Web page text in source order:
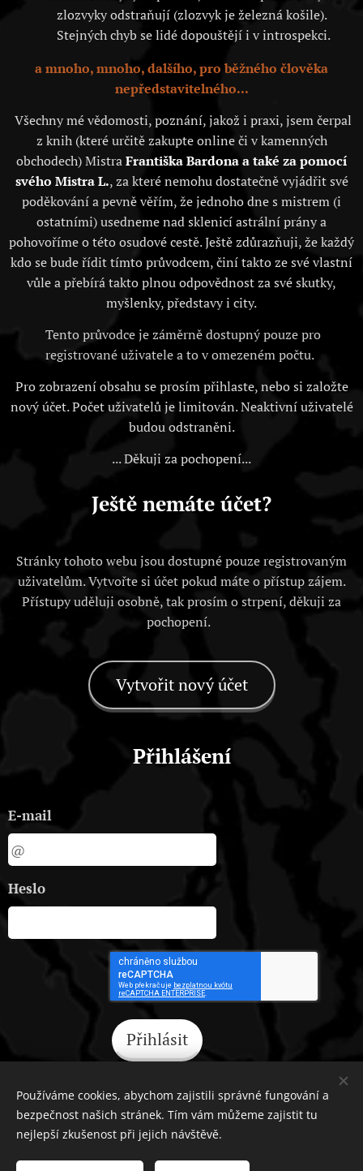
zlozvyky odstraňují (zlozvyk je železná košile).
Stejných chyb se lidé dopouštějí i v introspekci.
a mnoho, mnoho, dalšího, pro běžného člověka
nepředstavitelného...
Všechny mé vědomosti, poznání, jakož i praxi, jsem čerpal
z knih (které určitě zakupte online či v kamenných
obchodech) MistraFrantiška Bardona a také za pomocí
svého Mistra L., za které nemohu dostatečně vyjádřit své
poděkování a pevně věřím, že jednoho dne s mistrem (i
ostatními) usedneme nad sklenicí astrální prány a
pohovoříme o této osudové cestě. Ještě zdůrazňuji, že každý
kdo se bude řídit tímto průvodcem, činí takto ze své vlastní
vůle a přebírá takto plnou odpovědnost za své skutky,
myšlenky, představy i city.
Tento průvodce je záměrně dostupný pouze pro
registrované uživatele a to v omezeném počtu.
Pro zobrazení obsahu se prosím přihlaste, nebo si založte
nový účet. Počet uživatelů je limitován. Neaktivní uživatelé
budou odstraněni.
... Děkuji za pochopení...
Ještě nemáte účet?
Stránky tohoto webu jsou dostupné pouze registrovaným
uživatelům. Vytvořte si účet pokud máte o přístup zájem.
Přístupy uděluji osobně, tak prosím o strpení, děkuji za
pochopení.
Vytvořit nový účet
Přihlášení
E-mail
Heslo
Přihlásit
Zapomněli jste heslo?
Používáme cookies, abychom zajistili správné fungování a
bezpečnost našich stránek. Tím vám můžeme zajistit tu
nejlepší zkušenost při jejich návštěvě.